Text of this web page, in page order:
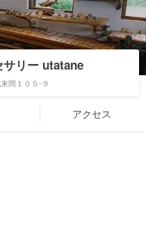
リー utatane
間１０５-９
アクセス